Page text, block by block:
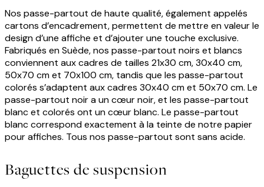
Nos passe-partout de haute qualité, également appelés
cartons d’encadrement, permettent de mettre en valeur le
design d’une affiche et d’ajouter une touche exclusive.
Fabriqués en Suède, nos passe-partout noirs et blancs
conviennent aux cadres de tailles 21x30 cm, 30x40 cm,
50x70 cm et 70x100 cm, tandis que les passe-partout
colorés s’adaptent aux cadres 30x40 cm et 50x70 cm. Le
passe-partout noir a un cœur noir, et les passe-partout
blanc et colorés ont un cœur blanc. Le passe-partout
blanc correspond exactement à la teinte de notre papier
pour affiches. Tous nos passe-partout sont sans acide.
Baguettes de suspension